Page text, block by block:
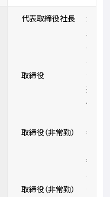
代表取締役社長
大
野
祥
取締役
連
慎
取締役（非常勤）
寺
孝
取締役（非常勤）